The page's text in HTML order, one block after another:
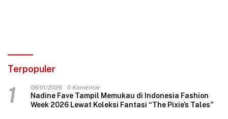
Terpopuler
1 08/01/2026 0 Komentar
Nadine Fave Tampil Memukau di Indonesia Fashion
Week 2026 Lewat Koleksi Fantasi “The Pixie’s Tales”